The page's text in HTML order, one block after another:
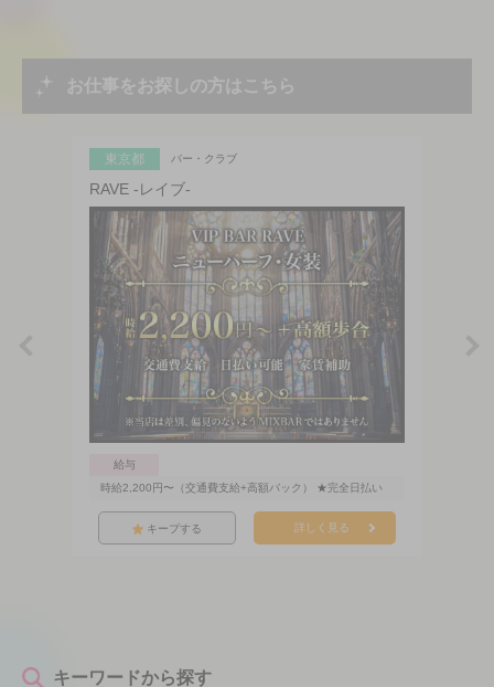
お仕事をお探しの方はこちら
東京都 バー・クラブ
RAVE -レイブ-
給与
時給2,200円〜（交通費支給+高額バック） ★完全日払い
キープする 詳しく見る
キーワードから探す